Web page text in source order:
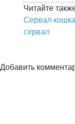
Читайте
Сервал
сервал
Добавить